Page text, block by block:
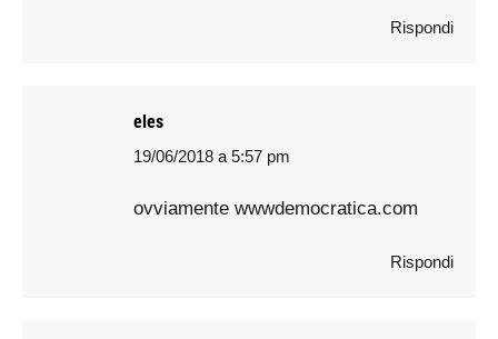
Rispondi
eles
says:
19/06/2018 a 5:57 pm
ovviamente wwwdemocratica.com
Rispondi